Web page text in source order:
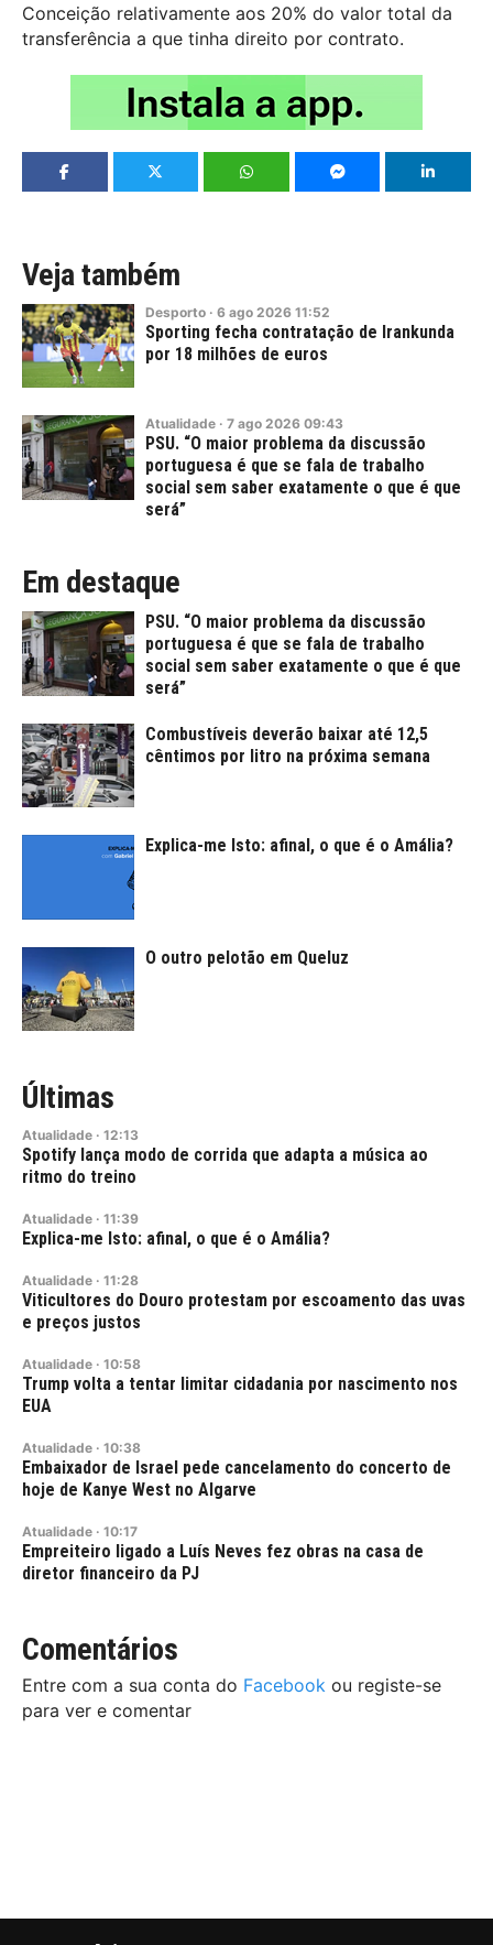
Conceição relativamente aos 20% do valor total da
transferência a que tinha direito por contrato.
Veja também
Desporto · 6 ago 2026 11:52
Sporting fecha contratação de Irankunda
por 18 milhões de euros
Atualidade · 7 ago 2026 09:43
PSU. “O maior problema da discussão
portuguesa é que se fala de trabalho
social sem saber exatamente o que é que
será”
Em destaque
PSU. “O maior problema da discussão
portuguesa é que se fala de trabalho
social sem saber exatamente o que é que
será”
Combustíveis deverão baixar até 12,5
cêntimos por litro na próxima semana
Explica-me Isto: afinal, o que é o Amália?
O outro pelotão em Queluz
Últimas
Atualidade · 12:13
Spotify lança modo de corrida que adapta a música ao
ritmo do treino
Atualidade · 11:39
Explica-me Isto: afinal, o que é o Amália?
Atualidade · 11:28
Viticultores do Douro protestam por escoamento das uvas
e preços justos
Atualidade · 10:58
Trump volta a tentar limitar cidadania por nascimento nos
EUA
Atualidade · 10:38
Embaixador de Israel pede cancelamento do concerto de
hoje de Kanye West no Algarve
Atualidade · 10:17
Empreiteiro ligado a Luís Neves fez obras na casa de
diretor financeiro da PJ
Comentários
Entre com a sua conta do Facebook ou registe-se
para ver e comentar